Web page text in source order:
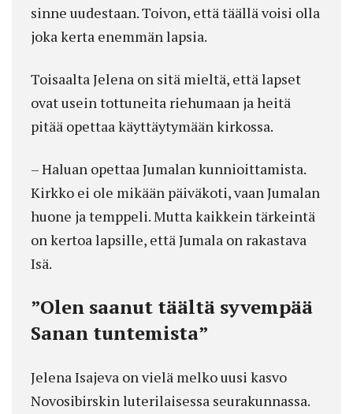
sinne uudestaan. Toivon, että täällä voisi olla
joka kerta enemmän lapsia.
Toisaalta Jelena on sitä mieltä, että lapset
ovat usein tottuneita riehumaan ja heitä
pitää opettaa käyttäytymään kirkossa.
– Haluan opettaa Jumalan kunnioittamista.
Kirkko ei ole mikään päiväkoti, vaan Jumalan
huone ja temppeli. Mutta kaikkein tärkeintä
on kertoa lapsille, että Jumala on rakastava
Isä.
”Olen saanut täältä syvempää
Sanan tuntemista”
Jelena Isajeva on vielä melko uusi kasvo
Novosibirskin luterilaisessa seurakunnassa.